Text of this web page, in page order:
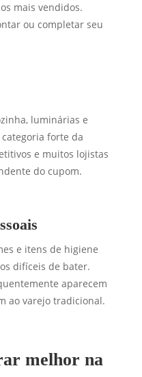
mais vendidos.
ou completar seu
luminárias e
forte da
e muitos lojistas
do cupom.
e itens de higiene
difíceis de bater.
aparecem
ao varejo tradicional.
melhor na